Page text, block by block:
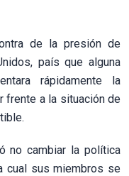
de la presión de
país que alguna
rápidamente la
frente a la situación de
no cambiar la política
cual sus miembros se